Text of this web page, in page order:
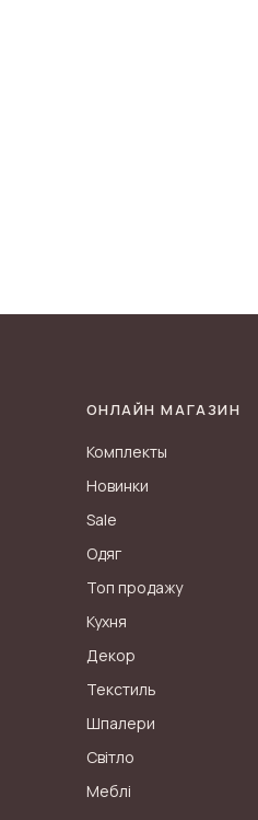
ОНЛАЙН МАГАЗИН
Комплекты
Новинки
Sale
Одяг
Топ продажу
Кухня
Декор
Текстиль
Шпалери
Світло
Меблі